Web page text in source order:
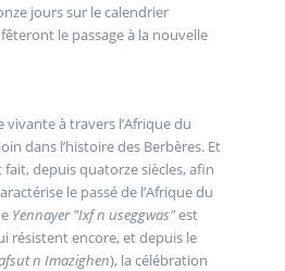
jours sur le calendrier
le passage à la nouvelle
à travers l’Afrique du
dans l’histoire des Berbères. Et
depuis quatorze siècles, afin
le passé de l’Afrique du
Yennayer "Ixf n useggwas"est
résistent encore, et depuis le
n Imazighen), la célébration